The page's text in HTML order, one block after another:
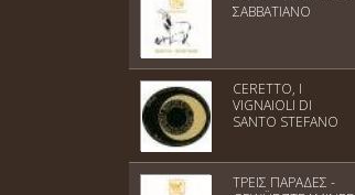
ΣΑΒΒΑΤΙΑΝΟ
CERETTO, I
VIGNAIOLI DI
SANTO STEFANO
ΤΡΕΙΣ ΠΑΡΑΔΕΣ -